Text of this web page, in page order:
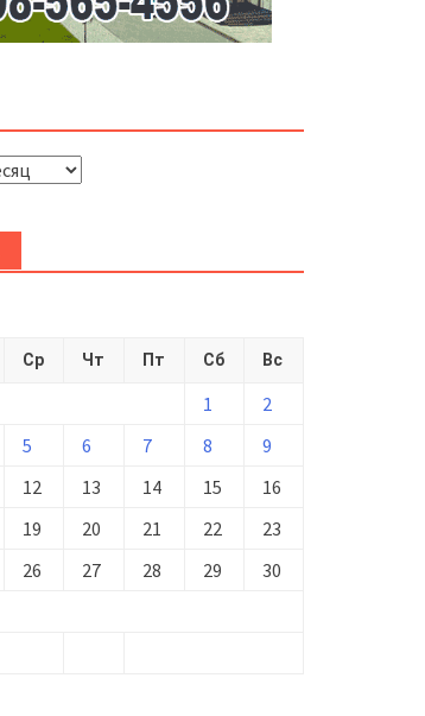
Ср Чт Пт Сб Вс
1
2
5 6 7 8
9
12 13 14 15
16
19 20 21 22
23
26 27 28 29
30